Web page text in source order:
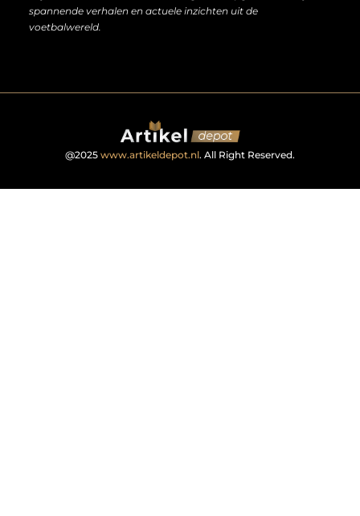
spannende verhalen en actuele inzichten uit de
voetbalwereld.
@2025 www.artikeldepot.nl. All Right Reserved.